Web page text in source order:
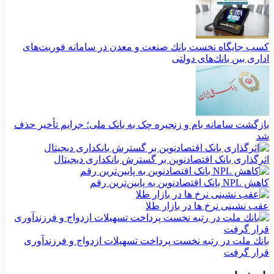
كسب جایگاه نخست بانك صنعت و معدن در سامانه فوریت‌های
اداری بین بانك‌های دولتی
بازگشت سامانه بام و زنجیره چک به بانک ملی؛ جرایم تأخیر حذف
شد
اثرگذاری بانک اقتصادنوین بر گسترش بانکداری دیجیتال
کاهش NPL بانک اقتصادنوین به پایین‌ترین رقم
عقب نشینی نرخ ها در بازار طلا
بانك ملت در رتبه نخست پرداخت تسهیلات ازدواج و فرزندآوری
قرار گرفت